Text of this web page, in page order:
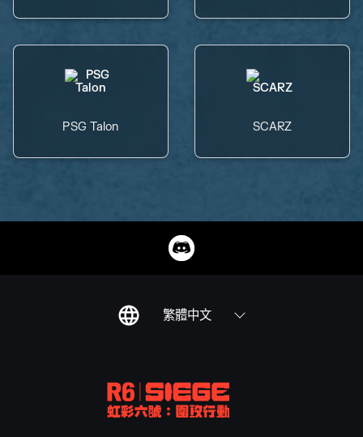
PSG Talon SCARZ
繁體中文